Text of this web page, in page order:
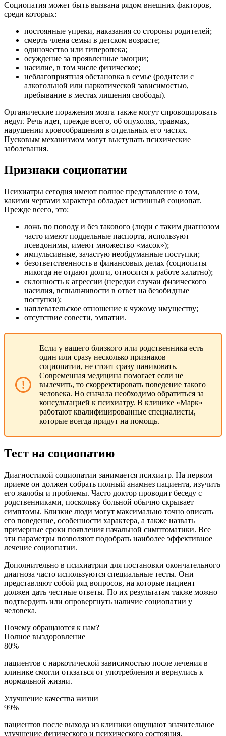
Социопатия может быть вызвана рядом внешних факторов,
среди которых:
постоянные упреки, наказания со стороны родителей;
смерть члена семьи в детском возрасте;
одиночество или гиперопека;
осуждение за проявленные эмоции;
насилие, в том числе физическое;
неблагоприятная обстановка в семье (родители с
алкогольной или наркотической зависимостью,
пребывание в местах лишения свободы).
Органические поражения мозга также могут спровоцировать
недуг. Речь идет, прежде всего, об опухолях, травмах,
нарушении кровообращения в отдельных его частях.
Пусковым механизмом могут выступать психические
заболевания.
Признаки социопатии
Психиатры сегодня имеют полное представление о том,
какими чертами характера обладает истинный социопат.
Прежде всего, это:
ложь по поводу и без такового (люди с таким диагнозом
часто имеют поддельные паспорта, используют
псевдонимы, имеют множество «масок»);
импульсивные, зачастую необдуманные поступки;
безответственность в финансовых делах (социопаты
никогда не отдают долги, относятся к работе халатно);
склонность к агрессии (нередки случаи физического
насилия, вспыльчивости в ответ на безобидные
поступки);
наплевательское отношение к чужому имуществу;
отсутствие совести, эмпатии.
Если у вашего близкого или родственника есть
один или сразу несколько признаков
социопатии, не стоит сразу паниковать.
Современная медицина помогает если не
вылечить, то скорректировать поведение такого
человека. Но сначала необходимо обратиться за
консультацией к психиатру. В клинике «Марк»
работают квалифицированные специалисты,
которые всегда придут на помощь.
Тест на социопатию
Диагностикой социопатии занимается психиатр. На первом
приеме он должен собрать полный анамнез пациента, изучить
его жалобы и проблемы. Часто доктор проводит беседу с
родственниками, поскольку больной обычно скрывает
симптомы. Близкие люди могут максимально точно описать
его поведение, особенности характера, а также назвать
примерные сроки появления начальной симптоматики. Все
эти параметры позволяют подобрать наиболее эффективное
лечение социопатии.
Дополнительно в психиатрии для постановки окончательного
диагноза часто используются специальные тесты. Они
представляют собой ряд вопросов, на которые пациент
должен дать честные ответы. По их результатам также можно
подтвердить или опровергнуть наличие социопатии у
человека.
Почему обращаются к нам?
Полное выздоровление
80%
пациентов с наркотической зависимостью после лечения в
клинике смогли откзаться от употребления и вернулись к
нормальной жизни.
Улучшение качества жизни
99%
пациентов после выхода из клиники ощущают значительное
улучшение физического и психического состояния.